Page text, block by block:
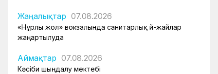
Жаңалықтар 07.08.2026
«Нұрлы жол» вокзалында санитарлық үй-жайлар
жаңартылуда
Аймақтар 07.08.2026
Кәсіби шыңдалу мектебі